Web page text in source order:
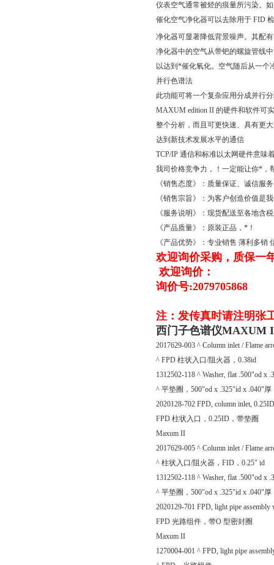
仪表空气通常被烃的痕量所污染。
催化空气净化器可以去除用于 FID
净化器可显著降低背景噪声。其配
净化器中的空气从带钯的螺旋管线
以达到*催化氧化。空气随后从一个
并行色谱法
此功能可将一个复杂应用分成并行
MAXUM edition II 的硬件和软件可
整个分析，而且可更快速、具有更
达到新技术发展水平的通信
TCP/IP 通信和标准以太网硬件意味
我司价格竞争力，！一定能让你*，
《销售态度》：质量保证、诚信服
《销售宗旨》：为客户创造价值是
《服务说明》：现货配送至各地含
《产品质量》：原装正品，*！
《产品优势》：专业销售 薄利多
欢迎询价采购，质保一
欢迎询价：
询价号:2079705868
注：发传真时请注明张
西门子色谱仪MAXUM
2017629-003 ^ Column inlet / Flame
^ FPD 柱状入口/阻火器，0.38id
1312502-118 ^ Washer, flat .500"od x
^ 平垫圈，500"od x .325"id x .040"厚
2020128-702 FPD, column inlet,
FPD 柱状入口，0.25ID，带垫圈
Maxum II
2017629-005 ^ Column inlet / Flame
^ 柱状入口/阻火器，FID，0.25" id
1312502-118 ^ Washer, flat .500"od x
^ 平垫圈，500"od x .325"id x .040"厚
2020129-701 FPD, light pipe assembly
FPD 光路组件，带O 型密封圈
Maxum II
1270004-001 ^ FPD, light pipe